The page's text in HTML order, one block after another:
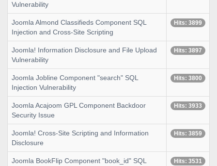
Vulnerability
Joomla Almond Classifieds Component SQL
Injection and Cross-Site Scripting
Hits: 3899
Joomla! Information Disclosure and File Upload
Vulnerability
Hits: 3897
Joomla Jobline Component "search" SQL
Injection Vulnerability
Hits: 3800
Joomla Acajoom GPL Component Backdoor
Security Issue
Hits: 3933
Joomla! Cross-Site Scripting and Information
Disclosure
Hits: 3859
Joomla BookFlip Component "book_id" SQL
Hits: 3531